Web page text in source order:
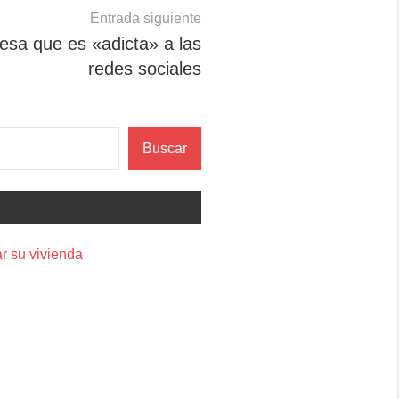
Entrada siguiente
que es «adicta» a las
redes sociales
Buscar
su vivienda